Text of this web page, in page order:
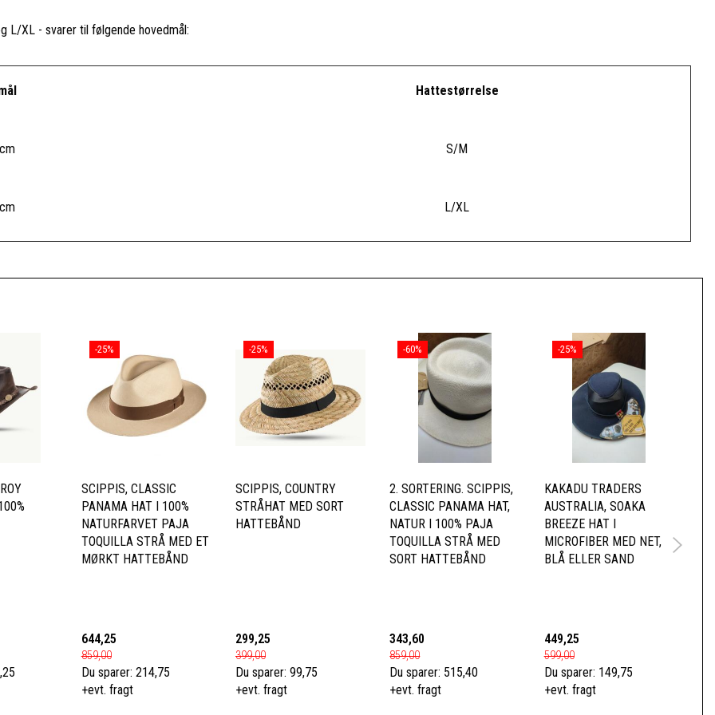
L/XL - svarer til følgende hovedmål:
Hattestørrelse
S/M
L/XL
-25%
SCIPPIS, CLASSIC
PANAMA HAT I 100%
NATURFARVET PAJA
TOQUILLA STRÅ MED ET
MØRKT HATTEBÅND
644,25
859,00
Du sparer: 214,75
+evt. fragt
-25%
SCIPPIS, COUNTRY
STRÅHAT MED SORT
HATTEBÅND
299,25
399,00
Du sparer: 99,75
+evt. fragt
-60%
2. SORTERING. SCIPPIS,
CLASSIC PANAMA HAT,
NATUR I 100% PAJA
TOQUILLA STRÅ MED
SORT HATTEBÅND
343,60
859,00
Du sparer: 515,40
+evt. fragt
-25%
KAKADU TRADERS
AUSTRALIA, SOAKA
BREEZE HAT I
MICROFIBER MED NET,
BLÅ ELLER SAND
449,25
599,00
Du sparer: 149,75
+evt. fragt